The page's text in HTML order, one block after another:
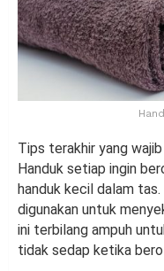
Tips terakhir yang
Handuk setiap ingin
handuk kecil dalam
digunakan untuk
ini terbilang ampuh
tidak sedap ketika